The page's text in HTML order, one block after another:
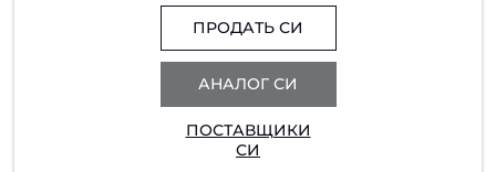
ПРОДАТЬ СИ
АНАЛОГ СИ
ПОСТАВЩИКИ
СИ